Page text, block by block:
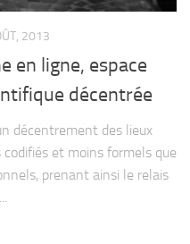
2013
en ligne, espace
décentrée
décentrement des lieux
codifiés et moins formels que
prenant ainsi le relais